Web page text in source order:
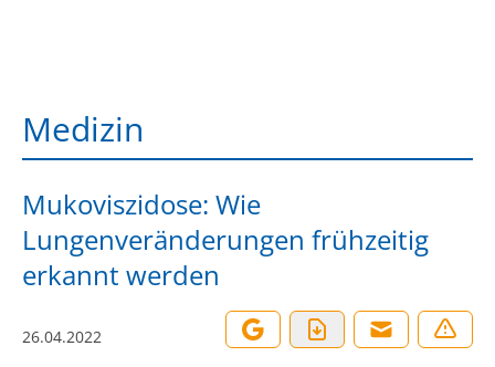
Medizin
Mukoviszidose: Wie
Lungenveränderungen frühzeitig
erkannt werden
26.04.2022